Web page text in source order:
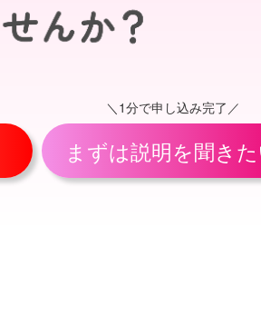
＼1分で申し込み完了／
まずは説明を聞き